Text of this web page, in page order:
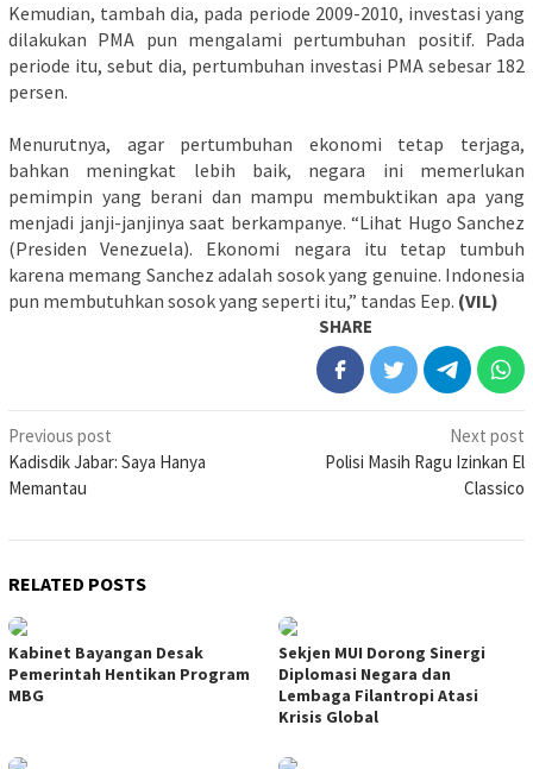
Kemudian, tambah dia, pada periode 2009-2010, investasi yang
dilakukan PMA pun mengalami pertumbuhan positif. Pada
periode itu, sebut dia, pertumbuhan investasi PMA sebesar 182
persen.
Menurutnya, agar pertumbuhan ekonomi tetap terjaga,
bahkan meningkat lebih baik, negara ini memerlukan
pemimpin yang berani dan mampu membuktikan apa yang
menjadi janji-janjinya saat berkampanye. “Lihat Hugo Sanchez
(Presiden Venezuela). Ekonomi negara itu tetap tumbuh
karena memang Sanchez adalah sosok yang genuine. Indonesia
pun membutuhkan sosok yang seperti itu,” tandas Eep. (VIL)
SHARE
Post
navigation
Previous post
Kadisdik Jabar: Saya Hanya
Memantau
Next post
Polisi Masih Ragu Izinkan El
Classico
RELATED POSTS
Kabinet Bayangan Desak
Pemerintah Hentikan Program
MBG
Sekjen MUI Dorong Sinergi
Diplomasi Negara dan
Lembaga Filantropi Atasi
Krisis Global